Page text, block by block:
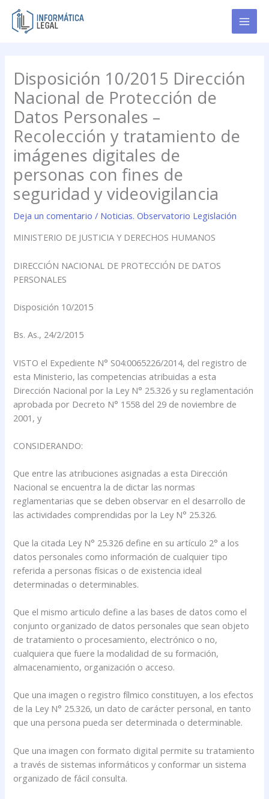
contenido
Disposición 10/2015 Dirección
Nacional de Protección de
Datos Personales –
Recolección y tratamiento de
imágenes digitales de
personas con fines de
seguridad y videovigilancia
Deja un comentario / Noticias. Observatorio Legislación
MINISTERIO DE JUSTICIA Y DERECHOS HUMANOS
DIRECCIÓN NACIONAL DE PROTECCIÓN DE DATOS
PERSONALES
Disposición 10/2015
Bs. As., 24/2/2015
VISTO el Expediente N° S04:0065226/2014, del registro de
esta Ministerio, las competencias atribuidas a esta
Dirección Nacional por la Ley N° 25.326 y su reglamentación
aprobada por Decreto N° 1558 del 29 de noviembre de
2001, y
CONSIDERANDO:
Que entre las atribuciones asignadas a esta Dirección
Nacional se encuentra la de dictar las normas
reglamentarias que se deben observar en el desarrollo de
las actividades comprendidas por la Ley N° 25.326.
Que la citada Ley N° 25.326 define en su artículo 2° a los
datos personales como información de cualquier tipo
referida a personas físicas o de existencia ideal
determinadas o determinables.
Que el mismo articulo define a las bases de datos como el
conjunto organizado de datos personales que sean objeto
de tratamiento o procesamiento, electrónico o no,
cualquiera que fuere la modalidad de su formación,
almacenamiento, organización o acceso.
Que una imagen o registro fílmico constituyen, a los efectos
de la Ley N° 25.326, un dato de carácter personal, en tanto
que una persona pueda ser determinada o determinable.
Que una imagen con formato digital permite su tratamiento
a través de sistemas informáticos y conformar un sistema
organizado de fácil consulta.